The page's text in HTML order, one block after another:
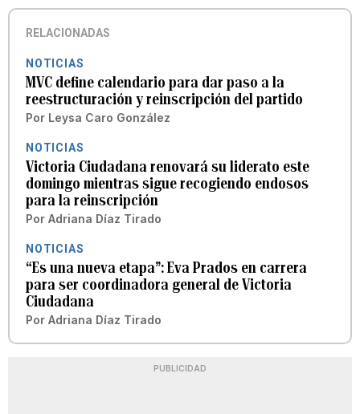
RELACIONADAS
NOTICIAS
MVC define calendario para dar paso a la
reestructuración y reinscripción del partido
Por Leysa Caro González
NOTICIAS
Victoria Ciudadana renovará su liderato este
domingo mientras sigue recogiendo endosos
para la reinscripción
Por Adriana Díaz Tirado
NOTICIAS
“Es una nueva etapa”: Eva Prados en carrera
para ser coordinadora general de Victoria
Ciudadana
Por Adriana Díaz Tirado
PUBLICIDAD